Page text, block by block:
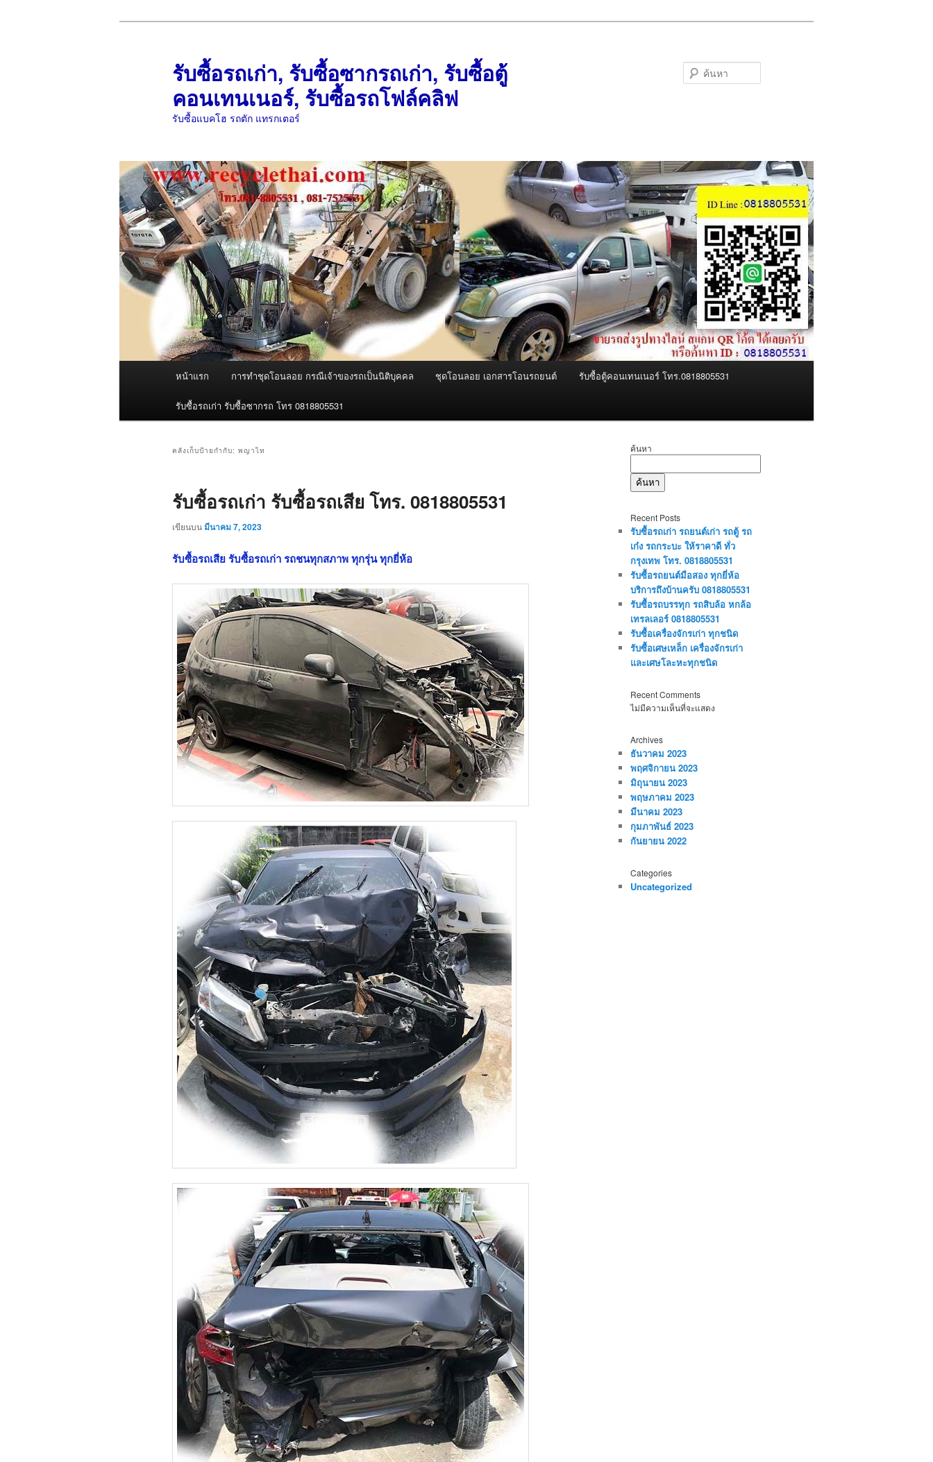
รับซื้อรถเก่า, รับซื้อซากรถเก่า, รับซื้อตู้
คอนเทนเนอร์, รับซื้อรถโฟล์คลิฟ
รับซื้อแบคโฮ รถตัก แทรกเตอร์
หน้าแรก การทำชุดโอนลอย กรณีเจ้าของรถเป็นนิติบุคคล ชุดโอนลอย เอกสารโอนรถยนต์ รับซื้อตู้คอนเทนเนอร์ โทร.0818805531
รับซื้อรถเก่า รับซื้อซากรถ โทร 0818805531
คลังเก็บป้ายกำกับ: พญาไท
รับซื้อรถเก่า รับซื้อรถเสีย โทร. 0818805531
เขียนบนมีนาคม 7, 2023
รับซื้อรถเสีย รับซื้อรถเก่า รถชนทุกสภาพ ทุกรุ่น ทุกยี่ห้อ
ค้นหา
ค้นหา
Recent Posts
รับซื้อรถเก่า รถยนต์เก่า รถตู้ รถ
เก๋ง รถกระบะ ให้ราคาดี ทั่ว
กรุงเทพ โทร. 0818805531
รับซื้อรถยนต์มือสอง ทุกยี่ห้อ
บริการถึงบ้านครับ 0818805531
รับซื้อรถบรรทุก รถสิบล้อ หกล้อ
เทรลเลอร์ 0818805531
รับซื้อเครื่องจักรเก่า ทุกชนิด
รับซื้อเศษเหล็ก เครื่องจักรเก่า
และเศษโละหะทุกชนิด
Recent Comments
ไม่มีความเห็นที่จะแสดง
Archives
ธันวาคม 2023
พฤศจิกายน 2023
มิถุนายน 2023
พฤษภาคม 2023
มีนาคม 2023
กุมภาพันธ์ 2023
กันยายน 2022
Categories
Uncategorized